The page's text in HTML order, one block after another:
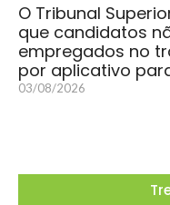
O Tribunal
que candidatos
empregados no
por aplicativo
03/08/2026